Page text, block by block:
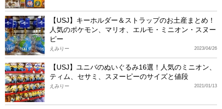
【USJ】キーホルダー＆ストラップのお土産まとめ！
人気のポケモン、マリオ、エルモ・ミニオン・スヌー
ピー
2023/04/26
えみりー
【USJ】ユニバのぬいぐるみ16選！人気のミニオン、
ティム、セサミ、スヌーピーのサイズと値段
2021/01/13
えみりー